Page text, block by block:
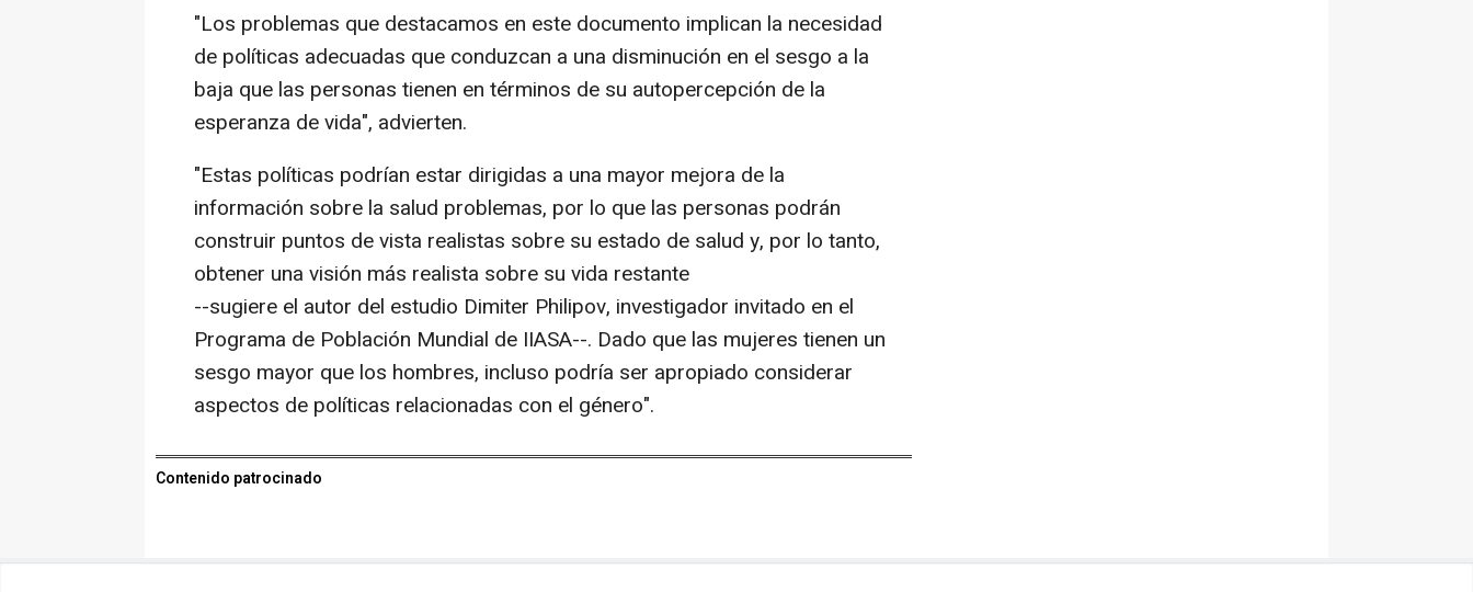
"Los problemas que destacamos en este documento implican la necesidad
de políticas adecuadas que conduzcan a una disminución en el sesgo a la
baja que las personas tienen en términos de su autopercepción de la
esperanza de vida", advierten.
"Estas políticas podrían estar dirigidas a una mayor mejora de la
información sobre la salud problemas, por lo que las personas podrán
construir puntos de vista realistas sobre su estado de salud y, por lo tanto,
obtener una visión más realista sobre su vida restante
--sugiere el autor del estudio Dimiter Philipov, investigador invitado en el
Programa de Población Mundial de IIASA--. Dado que las mujeres tienen un
sesgo mayor que los hombres, incluso podría ser apropiado considerar
aspectos de políticas relacionadas con el género".
Contenido patrocinado